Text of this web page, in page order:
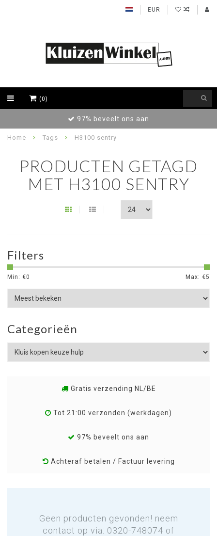
EUR
(0)
97% beveelt ons aan
Home Tags H3100 sentry
PRODUCTEN GETAGD
MET H3100 SENTRY
Filters
Min: €0 Max: €5
Categorieën
Gratis verzending NL/BE
Tot 21:00 verzonden (werkdagen)
97% beveelt ons aan
Achteraf betalen / Factuur levering
Geen producten gevonden! neem
contact op via: 0320-748074 of